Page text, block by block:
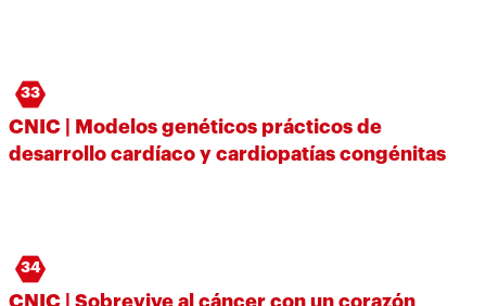
33
CNIC | Modelos genéticos prácticos de
desarrollo cardíaco y cardiopatías congénitas
34
CNIC | Sobrevive al cáncer con un corazón